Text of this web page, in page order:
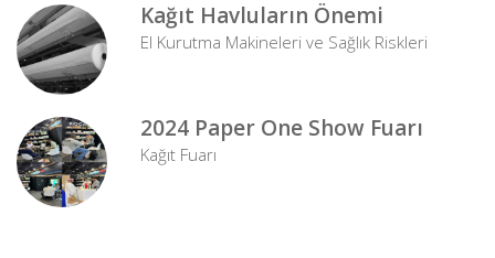
Kağıt Havluların Önemi
El Kurutma Makineleri ve Sağlık Riskleri
2024 Paper One Show Fuarı
Kağıt Fuarı